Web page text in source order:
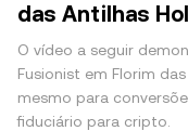
das Antilhas
O vídeo a seguir
Fusionist em Florim
mesmo para
fiduciário para cripto.